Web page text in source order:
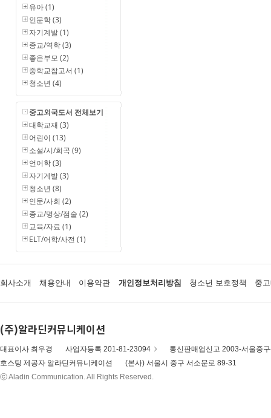
유아 (1)
인문학 (3)
자기계발 (1)
종교/역학 (3)
좋은부모 (2)
중학교참고서 (1)
청소년 (4)
중고외국도서 전체보기
대학교재 (3)
어린이 (13)
소설/시/희곡 (9)
언어학 (3)
자기계발 (3)
청소년 (8)
인문/사회 (2)
종교/명상/점술 (2)
교육/자료 (1)
ELT/어학/사전 (1)
회사소개 채용안내 이용약관 개인정보처리방침 청소년 보호정책 중
(주)알라딘커뮤니케이션
대표이사 최우경 사업자등록 201-81-23094
통신판매업신고 2003-서울중
호스팅 제공자 알라딘커뮤니케이션
(본사) 서울시 중구 서소문로 89-31
ⓒ Aladin Communication. All Rights Reserved.